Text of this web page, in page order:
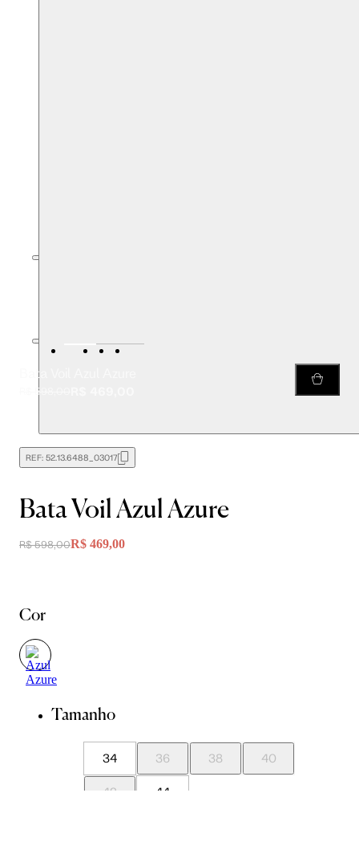
Bata Voil Azul Azure
R$ 598,00
REF: 52.13.6488_03017
Bata Voil Azul Azure
R$ 598,00R$ 469,00
Cor
Tamanho
34 36 38 40
42 44